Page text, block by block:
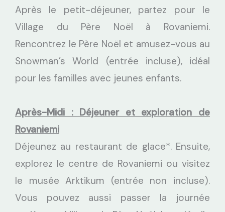
Après le petit-déjeuner, partez pour le
Village du Père Noël à Rovaniemi.
Rencontrez le Père Noël et amusez-vous au
Snowman’s World (entrée incluse), idéal
pour les familles avec jeunes enfants.
Après-Midi : Déjeuner et exploration de
Rovaniemi
Déjeunez au restaurant de glace*. Ensuite,
explorez le centre de Rovaniemi ou visitez
le musée Arktikum (entrée non incluse).
Vous pouvez aussi passer la journée